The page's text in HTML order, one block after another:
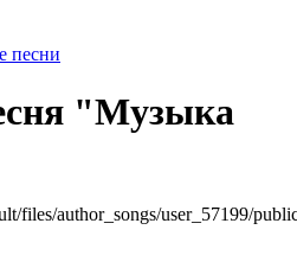
песни
"Музыка
files/author_songs/user_57199/